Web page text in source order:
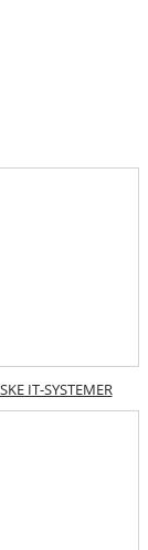
IT-SYSTEMER